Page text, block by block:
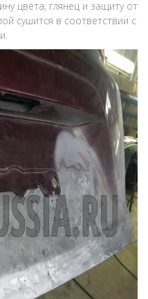
цвета, глянец и защиту от
сушится в соответствии с